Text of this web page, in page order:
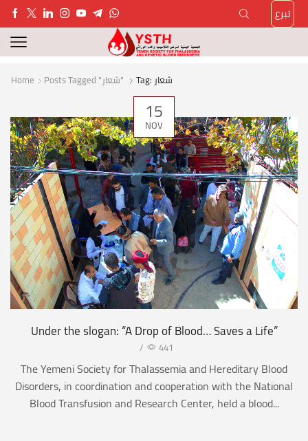
تبرع
Home Posts Tagged "شعار" Tag: شعار
15
NOV
Under the slogan: “A Drop of Blood… Saves a Life”
/ 441
The Yemeni Society for Thalassemia and Hereditary Blood
Disorders, in coordination and cooperation with the National
Blood Transfusion and Research Center, held a blood...